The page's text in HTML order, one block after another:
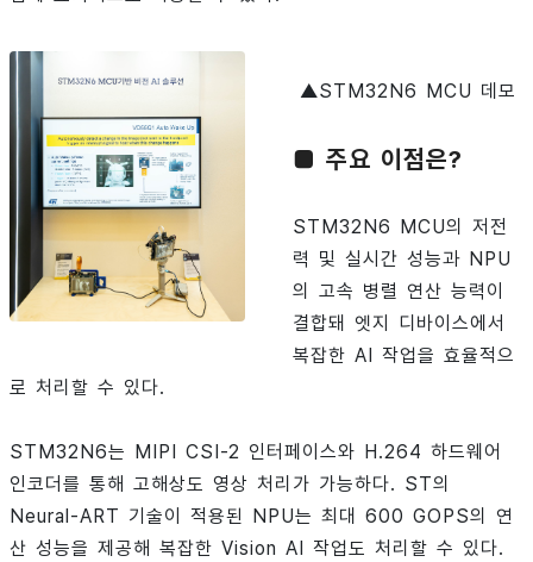
▲STM32N6 MCU 데모
■ 주요 이점은?
STM32N6 MCU의 저전
력 및 실시간 성능과 NPU
의 고속 병렬 연산 능력이
결합돼 엣지 디바이스에서
복잡한 AI 작업을 효율적으
로 처리할 수 있다.
STM32N6는 MIPI CSI-2 인터페이스와 H.264 하드웨어
인코더를 통해 고해상도 영상 처리가 가능하다. ST의
Neural-ART 기술이 적용된 NPU는 최대 600 GOPS의 연
산 성능을 제공해 복잡한 Vision AI 작업도 처리할 수 있다.